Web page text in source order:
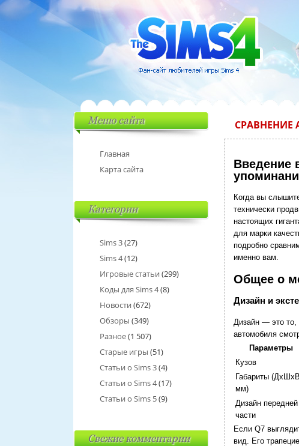
СРАВНЕНИЕ
Введение
Когда вы
технически
настоящих
для марки
подробно
именно вам.
Общее о
Дизайн и
Дизайн — это то,
автомобиля
Параметры
Кузов
Габариты (ДхШхВ,
мм)
Дизайн передней
части
Если Q7
вид. Его
Меню сайта
Главная
Карта сайта
Категории
Sims 3(27)
Sims 4(12)
Игровые статьи (299)
Коды для Sims 4(8)
Новости (672)
Обзоры (349)
Разное(1 507)
Старые игры (51)
Статьи о Sims 3(4)
Статьи о Sims 4(17)
Статьи о Sims 5(9)
Свежие комментарии